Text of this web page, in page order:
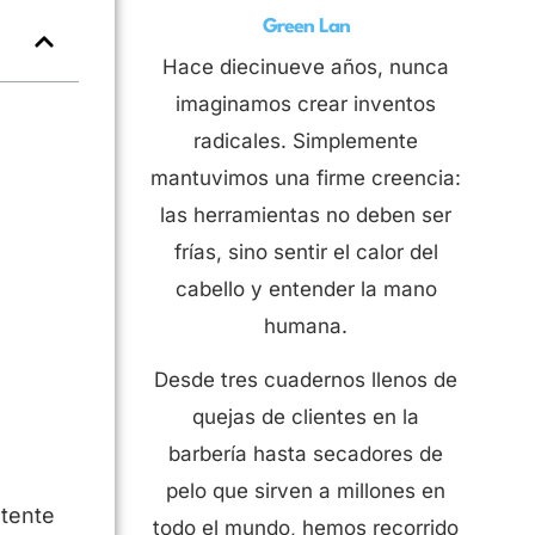
Green Lan
Hace diecinueve años, nunca
imaginamos crear inventos
radicales. Simplemente
mantuvimos una firme creencia:
las herramientas no deben ser
frías, sino sentir el calor del
cabello y entender la mano
humana.
Desde tres cuadernos llenos de
quejas de clientes en la
barbería hasta secadores de
pelo que sirven a millones en
todo el mundo, hemos recorrido